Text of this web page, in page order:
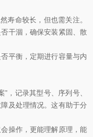
命较长，但也需关注。
干涸，确保安装紧固、散
平衡，定期进行容量与内
记录其型号、序列号、
及处理情况。这有助于分
操作，更能理解原理，能